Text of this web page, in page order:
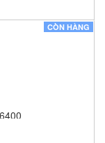
CÒN HÀNG